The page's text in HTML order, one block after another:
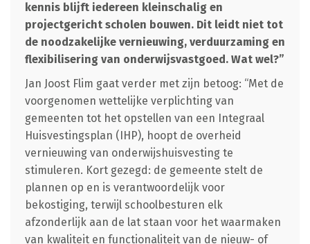
kennis blijft iedereen kleinschalig en
projectgericht scholen bouwen. Dit leidt niet tot
de noodzakelijke vernieuwing, verduurzaming en
flexibilisering van onderwijsvastgoed. Wat wel?”
Jan Joost Flim gaat verder met zijn betoog: “Met de
voorgenomen wettelijke verplichting van
gemeenten tot het opstellen van een Integraal
Huisvestingsplan (IHP), hoopt de overheid
vernieuwing van onderwijshuisvesting te
stimuleren. Kort gezegd: de gemeente stelt de
plannen op en is verantwoordelijk voor
bekostiging, terwijl schoolbesturen elk
afzonderlijk aan de lat staan voor het waarmaken
van kwaliteit en functionaliteit van de nieuw- of